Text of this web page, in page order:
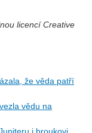
licencí Creative
že věda patří
vědu na